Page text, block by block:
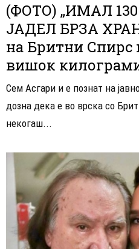
(ФОТО) „ИМАЛ
ЈАДЕЛ БРЗА
на Бритни Спирс
вишок
Сем Асгари и е познат на
дозна дека е во врска со
некогаш...